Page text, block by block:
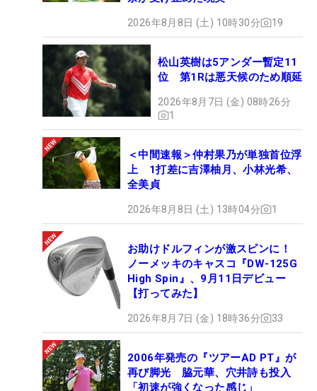
2026年8月8日 (土) 10時30分 19
松山英樹は5アンダー暫定11
位 第1Rは悪天候のため順延
2026年8月7日 (金) 08時26分
1
＜中間速報＞仲村果乃が単独首位浮
上 1打差に吉澤柚月、小林光希、
全美貞
2026年8月8日 (土) 13時04分 1
お助けドルフィンが激スピンに！
ノーメッキのキャスコ『DW-125G
High Spin』、9月11日デビュー
【打ってみた】
2026年8月7日 (金) 18時36分 33
2006年発売の『ツアーAD PT』が
再び脚光 脇元華、穴井詩も投入
「初速が強くなった感じ」